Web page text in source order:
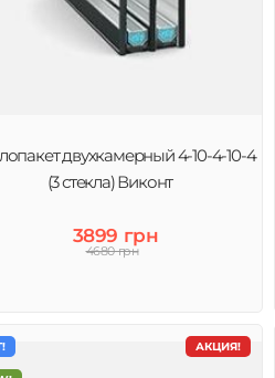
двухкамерный 4-10-4-10-4
(3 стекла) Виконт
3899 грн
4680 грн
АКЦИЯ!